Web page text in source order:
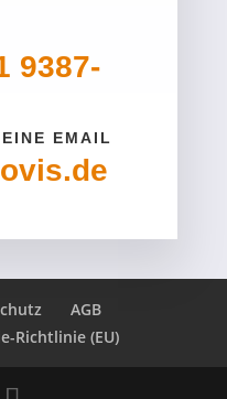
9387-
EMAIL
AGB
Richtlinie (EU)